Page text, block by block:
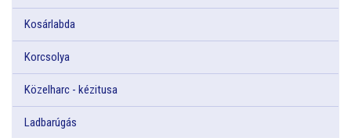
Kosárlabda
Korcsolya
Közelharc - kézitusa
Ladbarúgás